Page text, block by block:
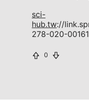
sci-
hub.tw://
278-020-
0